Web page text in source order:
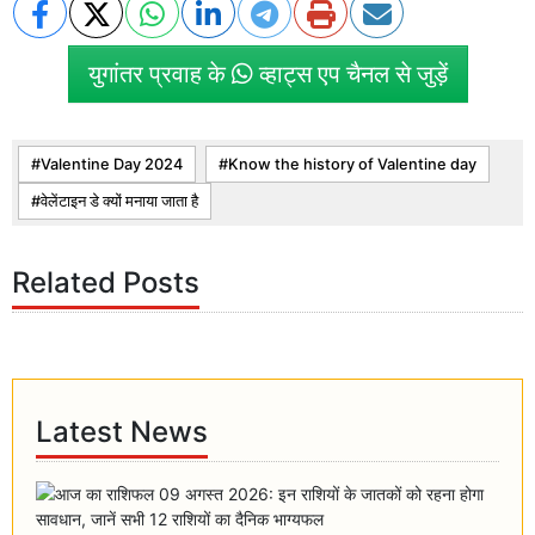
युगांतर प्रवाह के व्हाट्स एप चैनल से जुड़ें
Valentine Day 2024 Know the history of Valentine day
वेलेंटाइन डे क्यों मनाया जाता है
Related Posts
Latest News